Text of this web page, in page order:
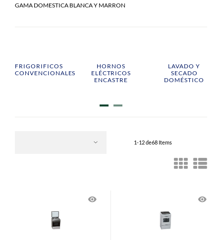
GAMA DOMESTICA BLANCA Y MARRON
FRIGORIFICOS
CONVENCIONALES
HORNOS
ELÉCTRICOS
ENCASTRE
LAVADO Y
SECADO
DOMÉSTICO
1-12 de68 Items
visibility visibility